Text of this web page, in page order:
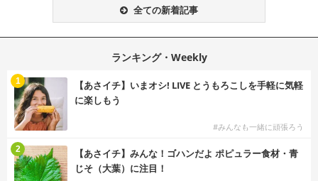
全ての新着記事
ランキング・Weekly
【あさイチ】いまオシ! LIVE とうもろこしを手軽に気軽
に楽しもう
#みんなも一緒に頑張ろう
1
【あさイチ】みんな！ゴハンだよ ポピュラー食材・青
じそ（大葉）に注目！
2